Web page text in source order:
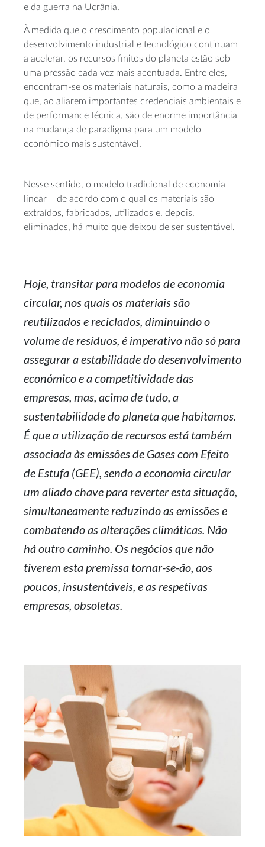
e da guerra na Ucrânia.
À medida que o crescimento populacional e o
desenvolvimento industrial e tecnológico continuam
a acelerar, os recursos finitos do planeta estão sob
uma pressão cada vez mais acentuada. Entre eles,
encontram-se os materiais naturais, como a madeira
que, ao aliarem importantes credenciais ambientais e
de performance técnica, são de enorme importância
na mudança de paradigma para um modelo
económico mais sustentável.
Nesse sentido, o modelo tradicional de economia
linear – de acordo com o qual os materiais são
extraídos, fabricados, utilizados e, depois,
eliminados, há muito que deixou de ser sustentável.
Hoje, transitar para modelos de economia
circular, nos quais os materiais são
reutilizados e reciclados, diminuindo o
volume de resíduos, é imperativo não só para
assegurar a estabilidade do desenvolvimento
económico e a competitividade das
empresas, mas, acima de tudo, a
sustentabilidade do planeta que habitamos.
É que a utilização de recursos está também
associada às emissões de Gases com Efeito
de Estufa (GEE), sendo a economia circular
um aliado chave para reverter esta situação,
simultaneamente reduzindo as emissões e
combatendo as alterações climáticas. Não
há outro caminho. Os negócios que não
tiverem esta premissa tornar-se-ão, aos
poucos, insustentáveis, e as respetivas
empresas, obsoletas.